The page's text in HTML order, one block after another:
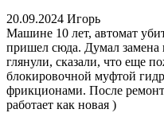
20.09.2024 Игорь
Машине 10 лет, автомат
пришел сюда. Думал замена
глянули, сказали, что еще
блокировочной муфтой
фрикционами. После
работает как новая )